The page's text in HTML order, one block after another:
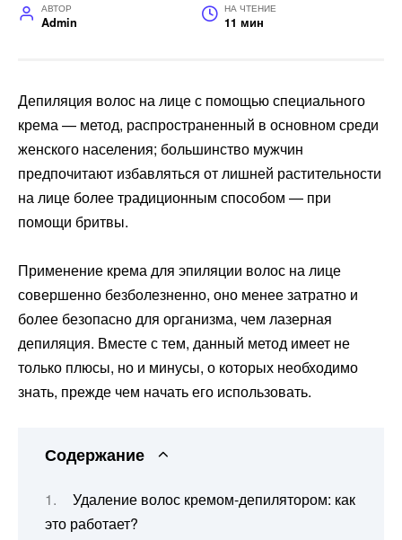
АВТОР
Admin
НА ЧТЕНИЕ
11 мин
Депиляция волос на лице с помощью специального
крема — метод, распространенный в основном среди
женского населения; большинство мужчин
предпочитают избавляться от лишней растительности
на лице более традиционным способом — при
помощи бритвы.
Применение крема для эпиляции волос на лице
совершенно безболезненно, оно менее затратно и
более безопасно для организма, чем лазерная
депиляция. Вместе с тем, данный метод имеет не
только плюсы, но и минусы, о которых необходимо
знать, прежде чем начать его использовать.
Содержание
Удаление волос кремом-депилятором: как
это работает?